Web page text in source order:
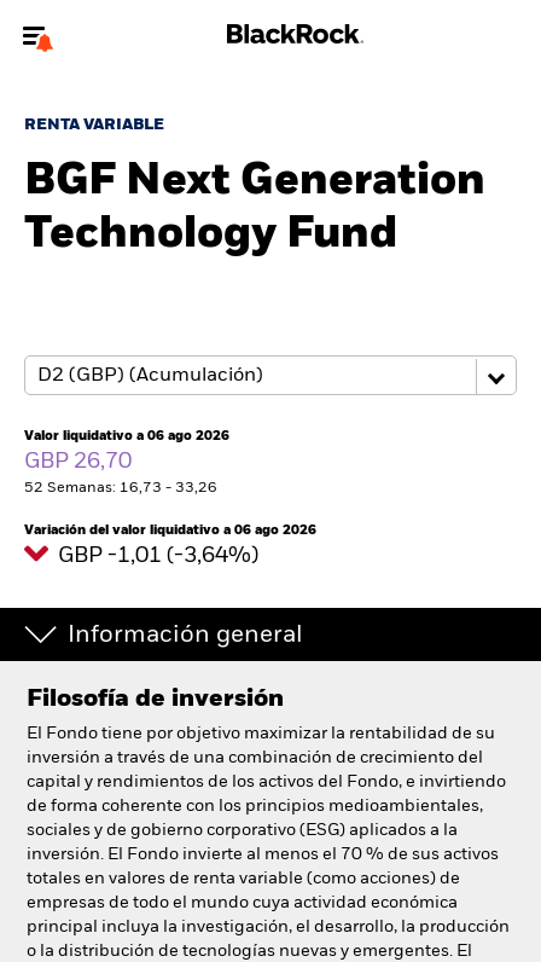
particulares.
relevante, por favor, actualizatu tipo de usuario.
Quiénes somos
Perspectivas
España
BlackRock
iShares
Aladdin
Nuestra compañía
RENTA VARIABLE
BGF Next Generation
Technology Fund
Valor liquidativo a 06 ago 2026
GBP 26,70
52 Semanas: 16,73 - 33,26
Variación del valor liquidativo a 06 ago 2026
GBP -1,01 (-3,64%)
Información general
Filosofía de inversión
El Fondo tiene por objetivo maximizar la rentabilidad de su
inversión a través de una combinación de crecimiento del
capital y rendimientos de los activos del Fondo, e invirtiendo
de forma coherente con los principios medioambientales,
sociales y de gobierno corporativo (ESG) aplicados a la
inversión. El Fondo invierte al menos el 70 % de sus activos
totales en valores de renta variable (como acciones) de
empresas de todo el mundo cuya actividad económica
principal incluya la investigación, el desarrollo, la producción
o la distribución de tecnologías nuevas y emergentes. El